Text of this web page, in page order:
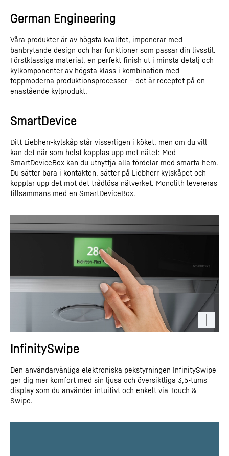
German Engineering
Våra produkter är av högsta kvalitet, imponerar med
banbrytande design och har funktioner som passar din livsstil.
Förstklassiga material, en perfekt finish ut i minsta detalj och
kylkomponenter av högsta klass i kombination med
toppmoderna produktionsprocesser – det är receptet på en
enastående kylprodukt.
SmartDevice
Ditt Liebherr-kylskåp står visserligen i köket, men om du vill
kan det när som helst kopplas upp mot nätet: Med
SmartDeviceBox kan du utnyttja alla fördelar med smarta hem.
Du sätter bara i kontakten, sätter på Liebherr-kylskåpet och
kopplar upp det mot det trådlösa nätverket. Monolith levereras
tillsammans med en SmartDeviceBox.
InfinitySwipe
Den användarvänliga elektroniska pekstyrningen InfinitySwipe
ger dig mer komfort med sin ljusa och översiktliga 3,5-tums
display som du använder intuitivt och enkelt via Touch &
Swipe.